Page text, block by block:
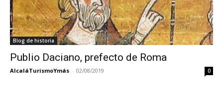
Blog de historia
Publio Daciano, prefecto de Roma
AlcaláTurismoYmás - 02/08/2019 0